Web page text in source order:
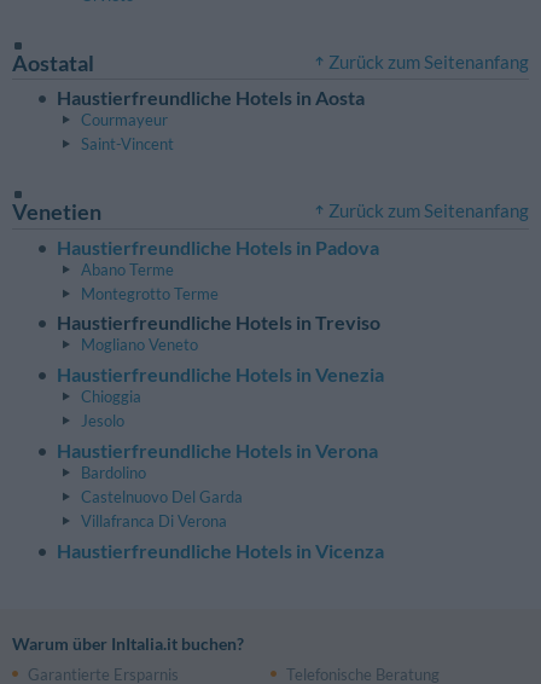
Aostatal Zurück zum Seitenanfang
Haustierfreundliche Hotels in Aosta
Courmayeur
Saint-Vincent
Venetien Zurück zum Seitenanfang
Haustierfreundliche Hotels in Padova
Abano Terme
Montegrotto Terme
Haustierfreundliche Hotels in Treviso
Mogliano Veneto
Haustierfreundliche Hotels in Venezia
Chioggia
Jesolo
Haustierfreundliche Hotels in Verona
Bardolino
Castelnuovo Del Garda
Villafranca Di Verona
Haustierfreundliche Hotels in Vicenza
Warum über InItalia.it buchen?
Garantierte Ersparnis Telefonische Beratung